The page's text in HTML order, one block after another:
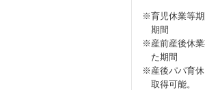
※育児休業等期
期間
※産前産後休業
た期間
※産後パパ育休
取得可能。